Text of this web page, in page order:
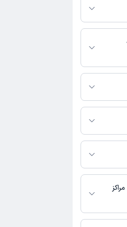
در صورت فعال
با خدمات
با عمومی فعالیت
بیماران را
ثبت نشده
در دسترس